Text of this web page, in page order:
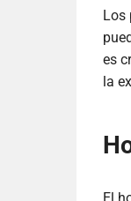
Los
es
la